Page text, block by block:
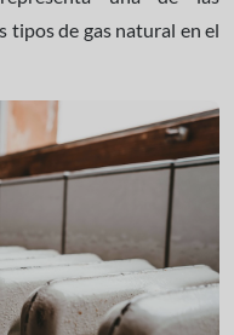
tipos de gas natural en el